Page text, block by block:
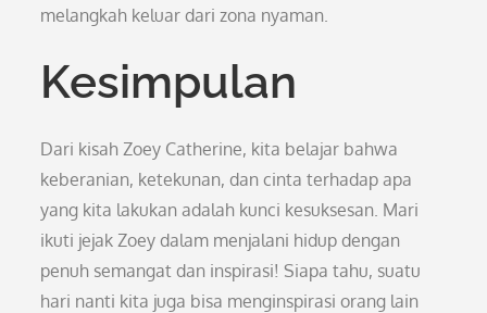
melangkah keluar dari zona nyaman.
Kesimpulan
Dari kisah Zoey Catherine, kita belajar bahwa
keberanian, ketekunan, dan cinta terhadap apa
yang kita lakukan adalah kunci kesuksesan. Mari
ikuti jejak Zoey dalam menjalani hidup dengan
penuh semangat dan inspirasi! Siapa tahu, suatu
hari nanti kita juga bisa menginspirasi orang lain